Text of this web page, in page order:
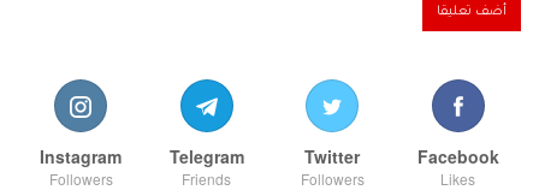
Facebook
Likes
Twitter
Followers
Telegram
Friends
Instagram
Followers